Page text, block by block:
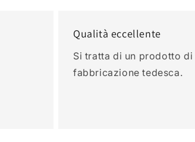
Qualità eccellente
Si tratta di un prodotto di
fabbricazione tedesca.